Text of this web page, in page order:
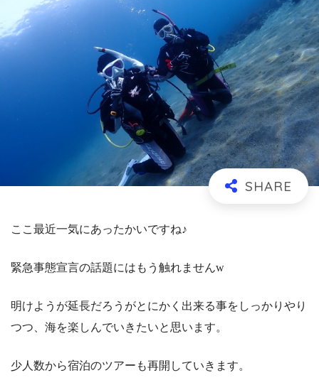
ここ最近一気にあったかいですね♪
緊急事態宣言の話題にはもう触れませんw
明けようが延長だろうがとにかく出来る事をしっかりやり
つつ、海を楽しんでいきたいと思います。
少人数から宿泊のツアーも再開していきます。